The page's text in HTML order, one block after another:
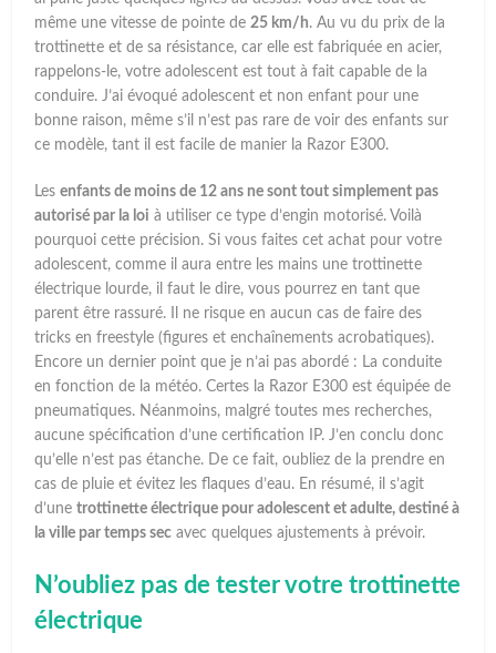
même une vitesse de pointe de25 km/h. Au vu du prix de la
trottinette et de sa résistance, car elle est fabriquée en acier,
rappelons-le, votre adolescent est tout à fait capable de la
conduire. J’ai évoqué adolescent et non enfant pour une
bonne raison, même s’il n’est pas rare de voir des enfants sur
ce modèle, tant il est facile de manier la Razor E300.
Lesenfants de moins de 12 ans ne sont tout simplement pas
autorisé par la loi à utiliser ce type d’engin motorisé. Voilà
pourquoi cette précision. Si vous faites cet achat pour votre
adolescent, comme il aura entre les mains une trottinette
électrique lourde, il faut le dire, vous pourrez en tant que
parent être rassuré. Il ne risque en aucun cas de faire des
tricks en freestyle (figures et enchaînements acrobatiques).
Encore un dernier point que je n’ai pas abordé : La conduite
en fonction de la météo. Certes la Razor E300 est équipée de
pneumatiques. Néanmoins, malgré toutes mes recherches,
aucune spécification d’une certification IP. J’en conclu donc
qu’elle n’est pas étanche. De ce fait, oubliez de la prendre en
cas de pluie et évitez les flaques d’eau. En résumé, il s’agit
d’unetrottinette électrique pour adolescent et adulte, destiné à
la ville par temps sec avec quelques ajustements à prévoir.
N’oubliez pas de tester votre trottinette
électrique